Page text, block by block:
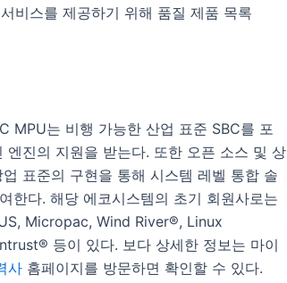
비스를 제공하기 위해 품질 제품 목록
MPU는 비행 가능한 산업 표준 SBC를 포
진의 지원을 받는다. 또한 오픈 소스 및 상
표준의 구현을 통해 시스템 레벨 통합 솔
한다. 해당 에코시스템의 초기 회원사로는
Micropac, Wind River®, Linux
등이 있다. 보다 상세한 정보는 마이
사 홈페이지를 방문하면 확인할 수 있다.